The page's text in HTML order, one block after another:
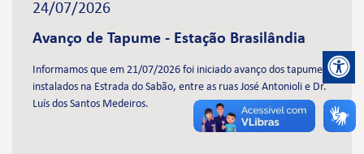
24/07/2026
Avanço de Tapume - Estação Brasilândia
Informamos que em 21/07/2026 foi iniciado avanço dos tapumes
instalados na Estrada do Sabão, entre as ruas José Antonioli e Dr.
Luís dos Santos Medeiros.